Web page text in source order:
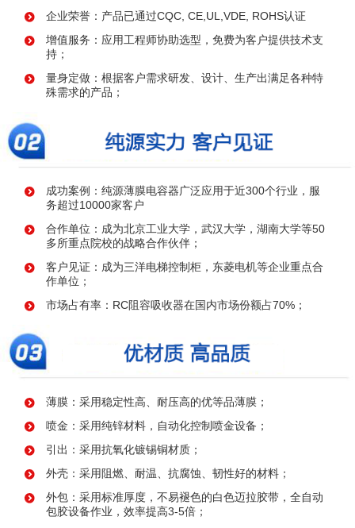
企业荣誉：产品已通过CQC, CE,UL,VDE, ROHS认证
增值服务：应用工程师协助选型，免费为客户提供技术支
持；
量身定做：根据客户需求研发、设计、生产出满足各种特
殊需求的产品；
成功案例：纯源薄膜电容器广泛应用于近300个行业，服
务超过10000家客户
合作单位：成为北京工业大学，武汉大学，湖南大学等50
多所重点院校的战略合作伙伴；
客户见证：成为三洋电梯控制柜，东菱电机等企业重点合
作单位；
市场占有率：RC阻容吸收器在国内市场份额占70%；
薄膜：采用稳定性高、耐压高的优等品薄膜；
喷金：采用纯锌材料，自动化控制喷金设备；
引出：采用抗氧化镀锡铜材质；
外壳：采用阻燃、耐温、抗腐蚀、韧性好的材料；
外包：采用标准厚度，不易褪色的白色迈拉胶带，全自动
包胶设备作业，效率提高3-5倍；